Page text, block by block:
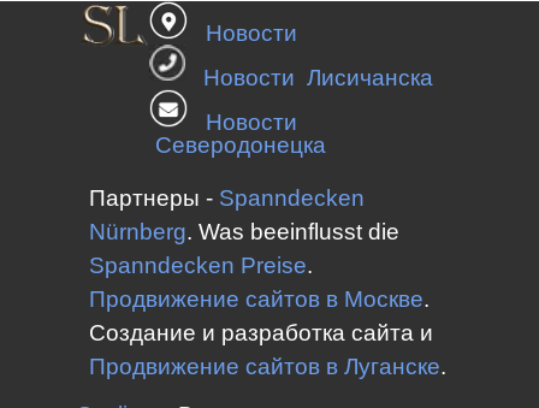
Оценка:*
Сообщение:*
Новости
Новости Лисичанска
Новости
Северодонецка
Партнеры - Spanndecken
Nürnberg. Was beeinflusst die
Spanndecken Preise.
Продвижение сайтов в Москве.
Создание и разработка сайта и
Продвижение сайтов в Луганске.